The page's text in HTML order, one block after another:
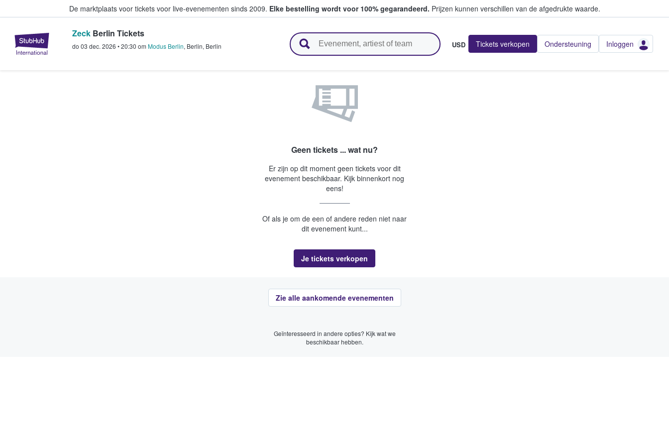
De marktplaats voor tickets voor live-evenementen sinds 2009. Elke bestelling wordt voor 100% gegarandeerd. Prijzen kunnen verschillen van de afgedrukte waarde.
StubHub: waar fans tickets kopen en verkopen
Zeck Berlin Tickets
do 03 dec. 2026 •20:30 om Modus Berlin, Berlin, Berlin USD Tickets verkopen Ondersteuning Inloggen
Geen tickets ... wat nu?
Er zijn op dit moment geen tickets voor dit
evenement beschikbaar. Kijk binnenkort nog
eens!
Of als je om de een of andere reden niet naar
dit evenement kunt...
Je tickets verkopen
Zie alle aankomende evenementen
Geïnteresseerd in andere opties? Kijk wat we
beschikbaar hebben.